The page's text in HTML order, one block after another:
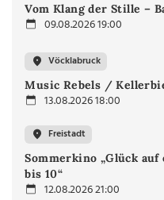
Vom Klang der Stille –
09.08.2026 19:00
Vöcklabruck
Music Rebels /
13.08.2026 18:00
Freistadt
Sommerkino „Glück auf
bis 10“
12.08.2026 21:00